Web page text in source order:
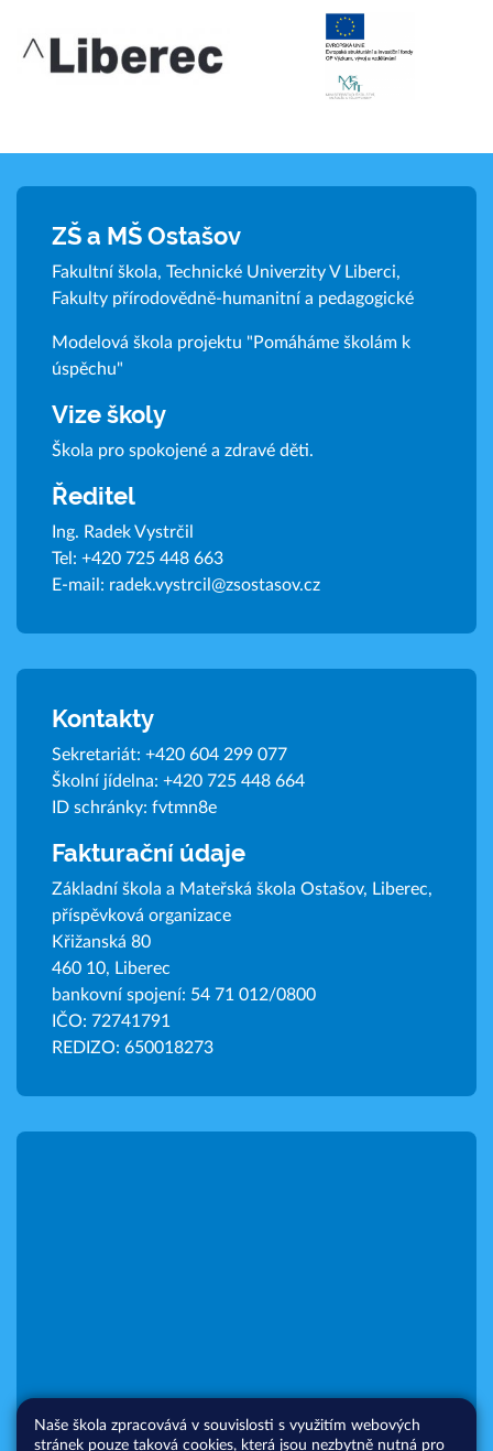
ZŠ a MŠ Ostašov
Fakultní škola, Technické Univerzity V Liberci,
Fakulty přírodovědně-humanitní a pedagogické
Modelová škola projektu "Pomáháme školám k
úspěchu"
Vize školy
Škola pro spokojené a zdravé děti.
Ředitel
Ing. Radek Vystrčil
Tel: +420 725 448 663
E-mail: radek.vystrcil@zsostasov.cz
Kontakty
Sekretariát: +420 604 299 077
Školní jídelna: +420 725 448 664
ID schránky: fvtmn8e
Fakturační údaje
Základní škola a Mateřská škola Ostašov, Liberec,
příspěvková organizace
Křižanská 80
460 10, Liberec
bankovní spojení: 54 71 012/0800
IČO: 72741791
REDIZO: 650018273
Naše škola zpracovává v souvislosti s využitím webových
stránek pouze taková cookies, která jsou nezbytně nutná pro